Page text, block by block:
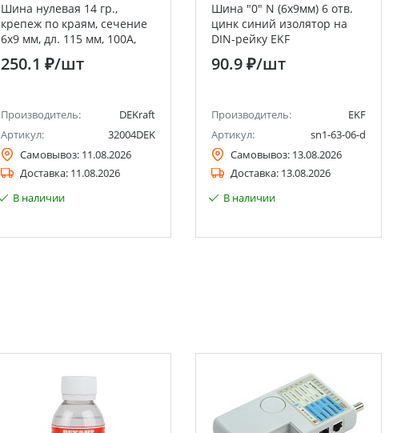
Шина нулевая 14 гр.,
крепеж по краям, сечение
6x9 мм, дл. 115 мм, 100А,
ШН-102 DEKraft
250.1 ₽/шт
Производитель:
DEKraft
Артикул:
32004DEK
Самовывоз: 11.08.2026
Доставка: 11.08.2026
В наличии
Шина "0" N (6x9мм) 6 отв.
цинк синий изолятор на
DIN-рейку EKF
90.9 ₽/шт
Производитель:
EKF
Артикул:
sn1-63-06-d
Самовывоз: 13.08.2026
Доставка: 13.08.2026
В наличии